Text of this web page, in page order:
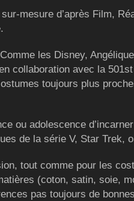
mesure d’après Film,
les Disney,
collaboration avec la
toujours plus
ou adolescence
de la série V, Star Trek,
tout comme pour les
(coton, satin, soie,
pas toujours de